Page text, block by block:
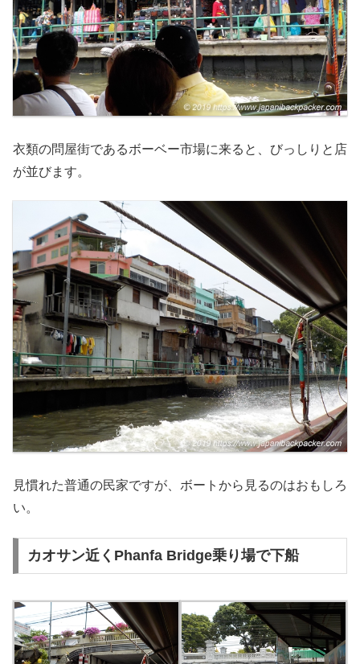
衣類の問屋街であるボーベー市場に来ると、びっしりと店
が並びます。
見慣れた普通の民家ですが、ボートから見るのはおもしろ
い。
カオサン近くPhanfa Bridge乗り場で下船